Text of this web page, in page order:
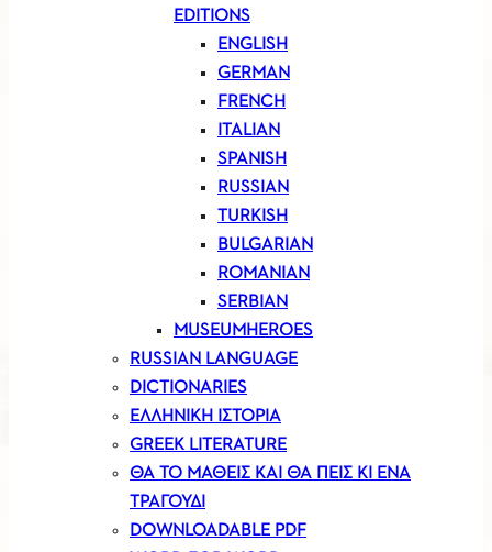
EDITIONS
ENGLISH
GERMAN
FRENCH
ITALIAN
SPANISH
RUSSIAN
TURKISH
BULGARIAN
ROMANIAN
SERBIAN
MUSEUMHEROES
RUSSIAN LANGUAGE
DICTIONARIES
ΕΛΛΗΝΙΚΗ ΙΣΤΟΡΙΑ
GREEK LITERATURE
ΘΑ ΤΟ ΜΑΘΕΙΣ ΚΑΙ ΘΑ ΠΕΙΣ ΚΙ ΕΝΑ
ΤΡΑΓΟΥΔΙ
DOWNLOADABLE PDF